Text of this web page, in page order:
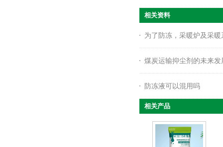
相关资料
为了防冻，采暖炉及采
煤炭运输抑尘剂的未来发
防冻液可以混用吗
相关产品